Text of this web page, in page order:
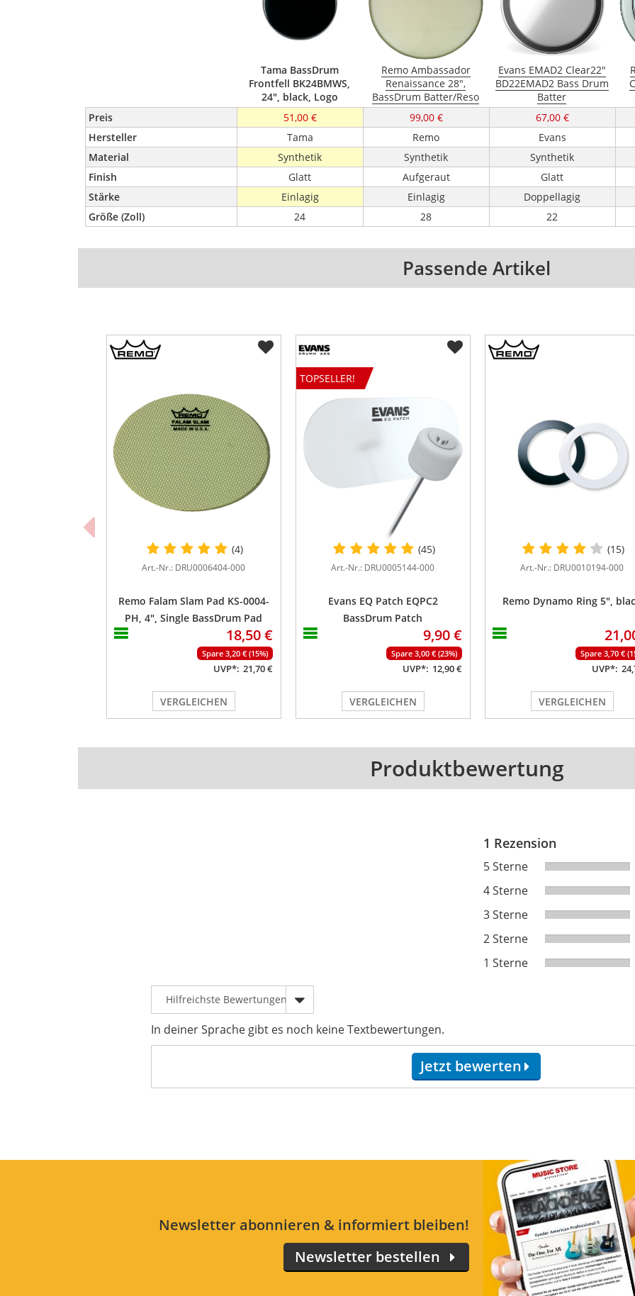
Tama BassDrum
Frontfell BK24BMWS,
24", black, Logo
Remo Ambassador
Renaissance 28",
BassDrum Batter/Reso
Evans EMAD2 Clear22"
BD22EMAD2 Bass Drum
Batter
Preis 51,00 € 99,00 €
67,00 €
Hersteller
Tama Remo
Evans
Material
Synthetik Synthetik
Synthetik
Finish
Glatt Aufgeraut
Glatt
Stärke
Einlagig Einlagig
Doppellagig
Größe (Zoll)
24 28 22
Passende Artikel
(4)
Art.-Nr.: DRU0006404-000
Remo Falam Slam Pad KS-0004-
PH, 4", Single BassDrum Pad
18,50 €
Spare 3,20 € (15%)
UVP*: 21,70 €
VERGLEICHEN
TOPSELLER!
(45)
Art.-Nr.: DRU0005144-000
Evans EQ Patch EQPC2
BassDrum Patch
9,90 €
Spare 3,00 € (23%)
UVP*: 12,90 €
VERGLEICHEN
(15)
Art.-Nr.: DRU0010194-000
Remo Dynamo Ring 5",
Spare 3,70 €
UVP*:
VERGLEICHEN
Produktbewertung
1 Rezension
5 Sterne
4 Sterne
3 Sterne
2 Sterne
1 Sterne
In deiner Sprache gibt es noch keine Textbewertungen.
Jetzt bewerten
Newsletter abonnieren & informiert bleiben!
Newsletter bestellen